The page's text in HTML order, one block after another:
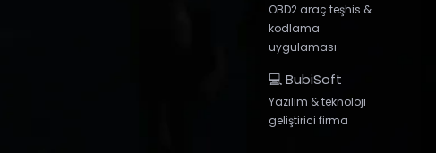
OBD2 araç teşhis &
kodlama
uygulaması
💻 BubiSoft
Yazılım & teknoloji
geliştirici firma